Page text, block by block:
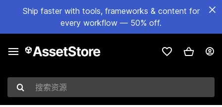
Ship faster with tools, frameworks & content for
every workflow — 50% off.
搜索资源